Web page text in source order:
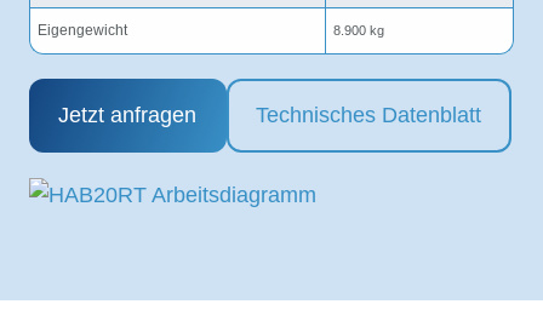
Eigengewicht 8.900 kg
Jetzt anfragen Technisches Datenblatt